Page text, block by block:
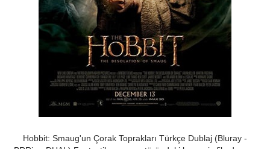
Hobbit: Smaug'un Çorak Toprakları Türkçe Dublaj (Bluray -